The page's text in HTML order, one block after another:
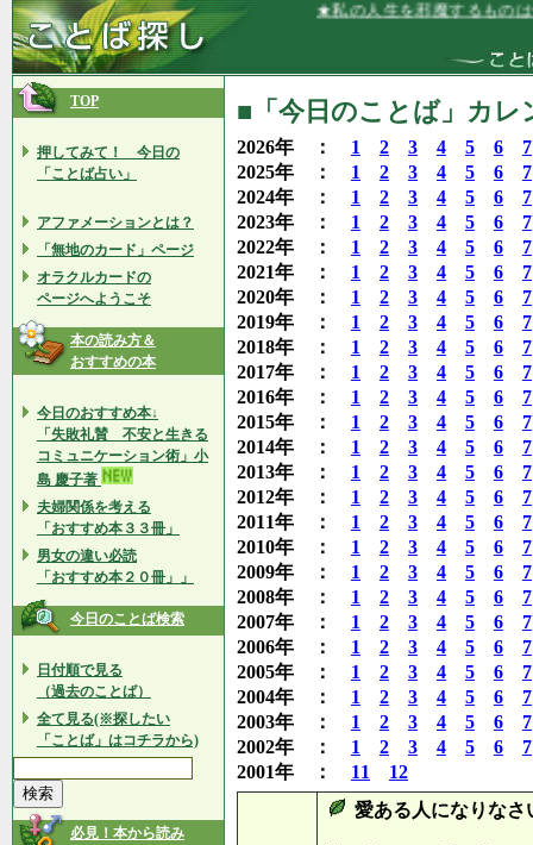
★私の人生を邪魔するものは何もあり
TOP
押してみて！ 今日の
「ことば占い」
アファメーションとは？
「無地のカード」ページ
オラクルカードの
ページへようこそ
本の読み方＆
おすすめの本
今日のおすすめ本↓
「失敗礼賛 不安と生きる
コミュニケーション術」小
島 慶子著
夫婦関係を考える
「おすすめ本３３冊」
男女の違い必読
「おすすめ本２０冊」」
今日のことば検索
日付順で見る
（過去のことば）
全て見る(※探したい
「ことば」はコチラから)
必見！本から読み
■「今日のことば」カ
2026年 ： 1 2 3 4 5 6
7
2025年 ： 1 2 3 4 5 6
7
2024年 ： 1 2 3 4 5 6
7
2023年 ： 1 2 3 4 5 6
7
2022年 ： 1 2 3 4 5 6
7
2021年 ： 1 2 3 4 5 6
7
2020年 ： 1 2 3 4 5 6
7
2019年 ： 1 2 3 4 5 6
7
2018年 ： 1 2 3 4 5 6
7
2017年 ： 1 2 3 4 5 6
7
2016年 ： 1 2 3 4 5 6
7
2015年 ： 1 2 3 4 5 6
7
2014年 ： 1 2 3 4 5 6
7
2013年 ： 1 2 3 4 5 6
7
2012年 ： 1 2 3 4 5 6
7
2011年 ： 1 2 3 4 5 6
7
2010年 ： 1 2 3 4 5 6
7
2009年 ： 1 2 3 4 5 6
7
2008年 ： 1 2 3 4 5 6
7
2007年 ： 1 2 3 4 5 6
7
2006年 ： 1 2 3 4 5 6
7
2005年 ： 1 2 3 4 5 6
7
2004年 ： 1 2 3 4 5 6
7
2003年 ： 1 2 3 4 5 6
7
2002年 ： 1 2 3 4 5 6
7
2001年 ： 11 12
愛ある人になりなさ